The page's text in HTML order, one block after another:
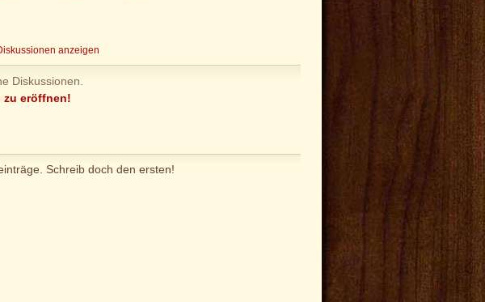
anzeigen
Diskussionen.
zu eröffnen!
Schreib doch den ersten!